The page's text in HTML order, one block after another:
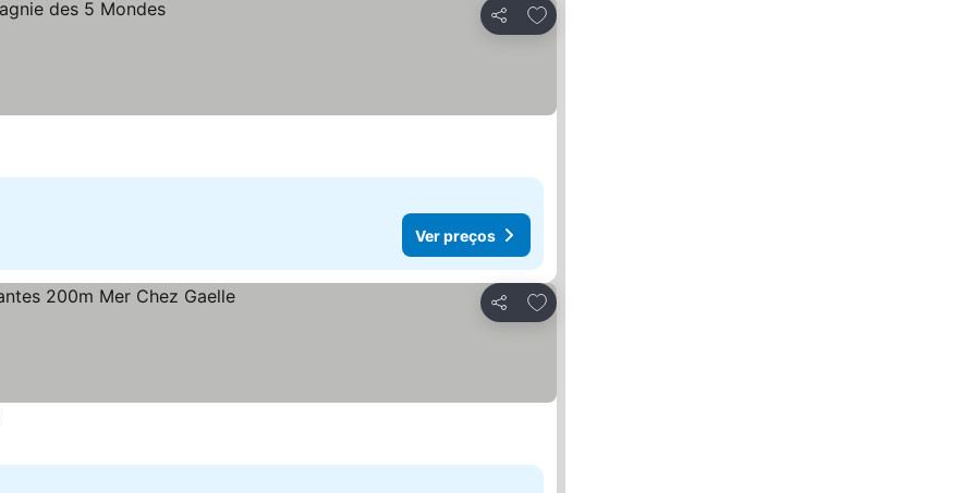
Partilhar
Adicionar aos favoritos
Ver preços
Partilhar
Adicionar aos favoritos